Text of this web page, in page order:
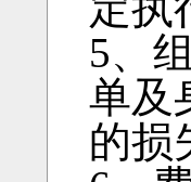
5、
单及
的损